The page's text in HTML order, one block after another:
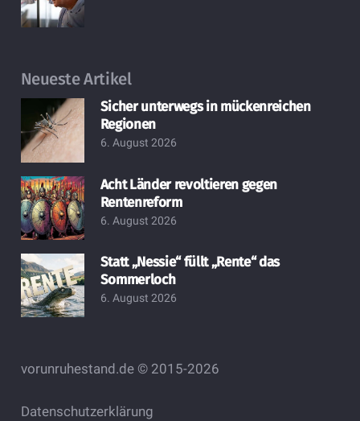
Neueste Artikel
Sicher unterwegs in mückenreichen
Regionen
6. August 2026
Acht Länder revoltieren gegen
Rentenreform
6. August 2026
Statt „Nessie“ füllt „Rente“ das
Sommerloch
6. August 2026
vorunruhestand.de © 2015-2026
Datenschutzerklärung